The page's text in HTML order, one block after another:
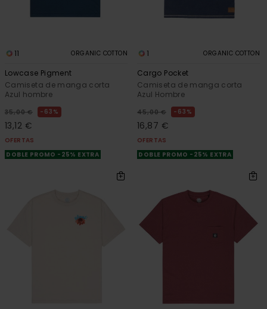
11 ORGANIC COTTON
Lowcase Pigment
Camiseta de manga corta
Azul hombre
35,00 € 63%
13,12 €
OFERTAS
DOBLE PROMO -25% EXTRA
1 ORGANIC COTTON
Cargo Pocket
Camiseta de manga corta
Azul Hombre
45,00 € 63%
16,87 €
OFERTAS
DOBLE PROMO -25% EXTRA